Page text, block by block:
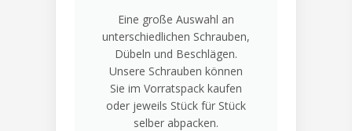
Eine große Auswahl an
unterschiedlichen Schrauben,
Dübeln und Beschlägen.
Unsere Schrauben können
Sie im Vorratspack kaufen
oder jeweils Stück für Stück
selber abpacken.